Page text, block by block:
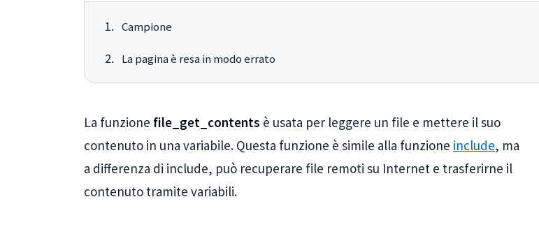
Campione
La pagina è resa in modo errato
La funzione file_get_contents è usata per leggere un file e mettere il suo
contenuto in una variabile. Questa funzione è simile alla funzione include, ma
a differenza di include, può recuperare file remoti su Internet e trasferirne il
contenuto tramite variabili.